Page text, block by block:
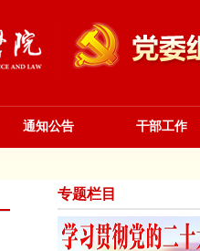
通知公告 干部工作
专题栏目